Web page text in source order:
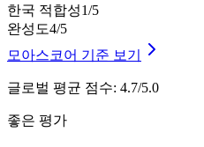
한국 적합성1/5
완성도4/5
모아스코어 기준 보기
글로벌 평균 점수: 4.7/5.0
좋은 평가